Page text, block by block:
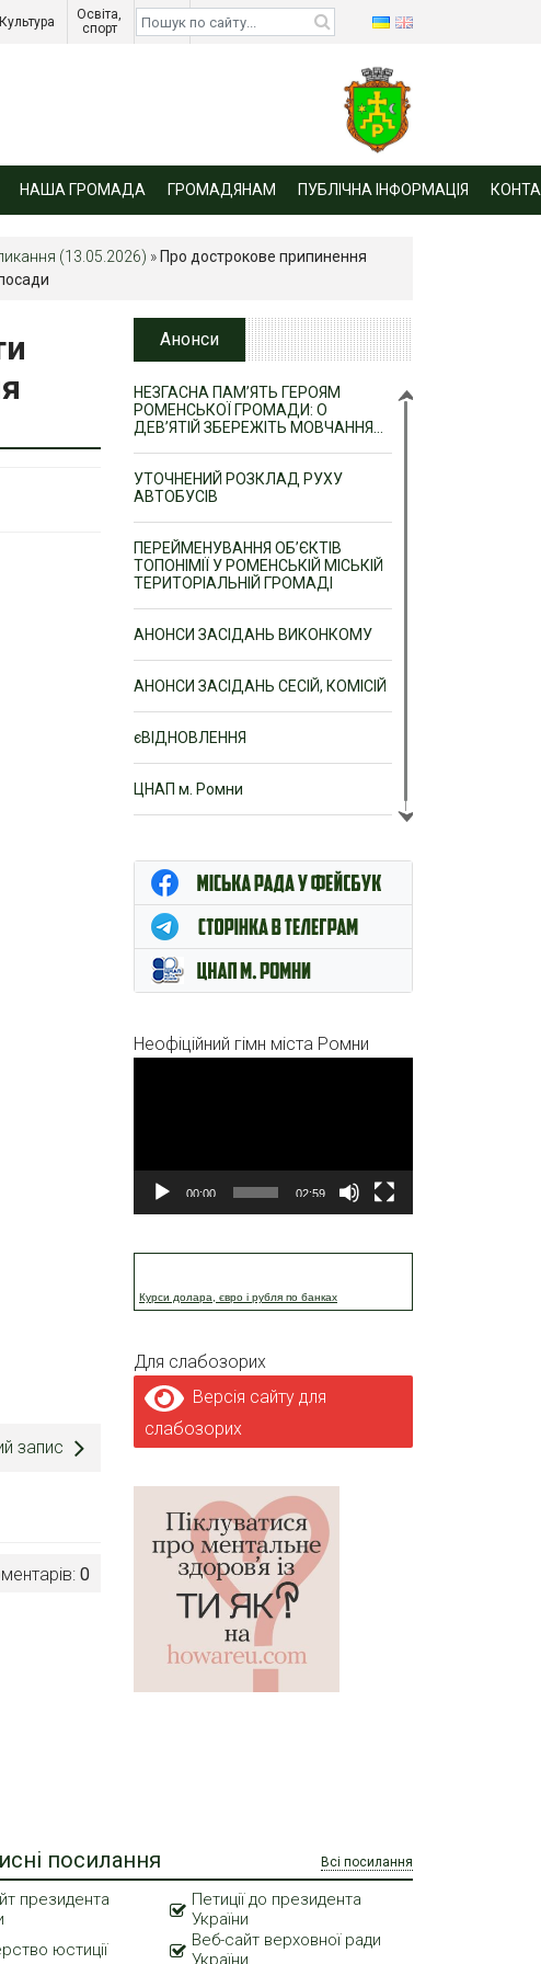
Культура
Освіта,
спорт
Діти
війни
НАША ГРОМАДА ГРОМАДЯНАМ ПУБЛІЧНА ІНФОРМАЦІЯ
(13.05.2026) » Про дострокове припинення
запис
0
Анонси
НЕЗГАСНА ПАМ’ЯТЬ ГЕРОЯМ
РОМЕНСЬКОЇ ГРОМАДИ: О
ДЕВ’ЯТІЙ ЗБЕРЕЖІТЬ МОВЧАННЯ…
УТОЧНЕНИЙ РОЗКЛАД РУХУ
АВТОБУСІВ
ПЕРЕЙМЕНУВАННЯ ОБ’ЄКТІВ
ТОПОНІМІЇ У РОМЕНСЬКІЙ МІСЬКІЙ
ТЕРИТОРІАЛЬНІЙ ГРОМАДІ
АНОНСИ ЗАСІДАНЬ ВИКОНКОМУ
АНОНСИ ЗАСІДАНЬ СЕСІЙ, КОМІСІЙ
єВІДНОВЛЕННЯ
ЦНАП м. Ромни
Неофіційний гімн міста Ромни
00:00 02:59
Курси долара, євро і рубля по банках
Для слабозорих
Версія сайту для
слабозорих
посилання Всі посилання
президента
Петиції до президента
України
юстиції
Веб-сайт верховної ради
України